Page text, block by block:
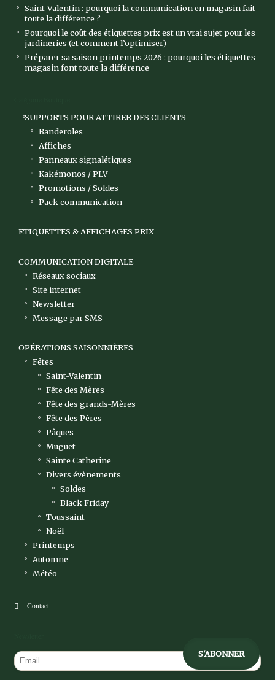
Saint-Valentin : pourquoi la communication en magasin fait
toute la différence ?
Pourquoi le coût des étiquettes prix est un vrai sujet pour les
jardineries (et comment l’optimiser)
Préparer sa saison printemps 2026 : pourquoi les étiquettes
magasin font toute la différence
SUPPORTS POUR ATTIRER DES CLIENTS
Banderoles
Affiches
Panneaux signalétiques
Kakémonos / PLV
Promotions / Soldes
Pack communication
ETIQUETTES & AFFICHAGES PRIX
COMMUNICATION DIGITALE
Réseaux sociaux
Site internet
Newsletter
Message par SMS
OPÉRATIONS SAISONNIÈRES
Fêtes
Saint-Valentin
Fête des Mères
Fête des grands-Mères
Fête des Pères
Pâques
Muguet
Sainte Catherine
Divers évènements
Soldes
Black Friday
Toussaint
Noël
Printemps
Automne
Météo
Contact